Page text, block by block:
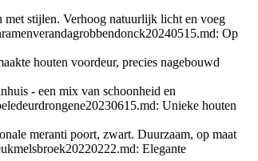
met stijlen. Verhoog natuurlijk licht en voeg
Op
houten voordeur, precies nagebouwd
- een mix van schoonheid en
Unieke houten
meranti poort, zwart. Duurzaam, op maat
Elegante